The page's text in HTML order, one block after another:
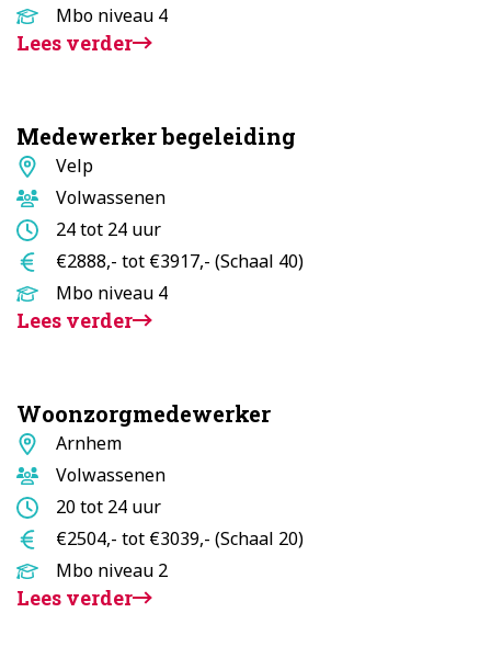
Opleidingsniveau
Mbo niveau 4
Lees verder
Medewerker begeleiding
Standplaats
Velp
Doelgroep
Volwassenen
Aantal
uur
24 tot 24 uur
Salaris€2888,- tot €3917,- (Schaal 40)
Opleidingsniveau
Mbo niveau 4
Lees verder
Woonzorgmedewerker
Standplaats
Arnhem
Doelgroep
Volwassenen
Aantal
uur
20 tot 24 uur
Salaris€2504,- tot €3039,- (Schaal 20)
Opleidingsniveau
Mbo niveau 2
Lees verder